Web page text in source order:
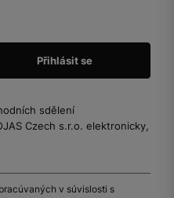
sdělení
Czech s.r.o. elektronicky,
v súvislosti s